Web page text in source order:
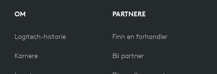
OM
Logitech-historie
Karriere
PARTNERE
Finn en forhandler
Bli partner